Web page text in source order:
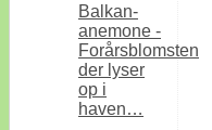
Balkan-
anemone -
Forårsblomsten
der lyser
op i
haven…